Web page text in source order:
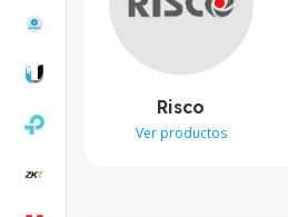
Risco
Ver productos